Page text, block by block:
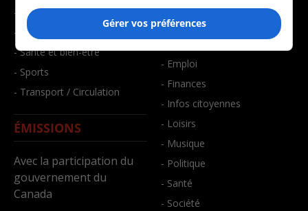
- Environnement
- Faits divers
- Santé et bien-être
- Sports
- Transport / Circulation
ÉMISSIONS
Avec la participation du
gouvernement du
Canada
- Art de vivre
- Emploi
- Finances
- Infos citoyennes
- Loisirs
- Musique
- Politique
- Santé
- Société
Gérer vos préférences